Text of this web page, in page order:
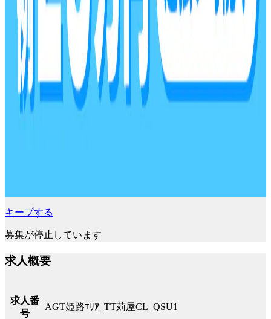
キープする
募集が停止しています
求人概要
求人番
号
AGT姫路ｴﾘｱ_TT苅屋CL_QSU1